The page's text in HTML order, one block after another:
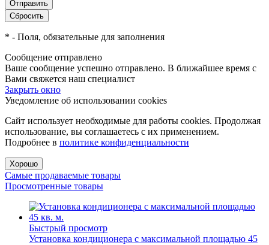
* - Поля, обязательные для заполнения
Сообщение отправлено
Ваше сообщение успешно отправлено. В ближайшее время с
Вами свяжется наш специалист
Закрыть окно
Уведомление об использовании cookies
Сайт использует необходимые для работы cookies. Продолжая
использование, вы соглашаетесь с их применением.
Подробнее в политике конфиденциальности
Хорошо
Самые продаваемые товары
Просмотренные товары
Быстрый просмотр
Установка кондиционера с максимальной площадью 45